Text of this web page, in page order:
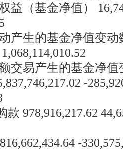
益（基金净值）
产生的基金净值变动
交易产生的基金净
-
978,916,217.62
-